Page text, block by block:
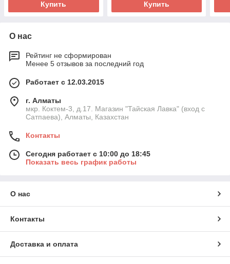
Купить Купить
О нас
Рейтинг не сформирован
Менее 5 отзывов за последний год
Работает с 12.03.2015
г. Алматы
мкр. Коктем-3, д.17. Магазин "Тайская Лавка" (вход с
Сатпаева), Алматы, Казахстан
Контакты
Сегодня работает с 10:00 до 18:45
Показать весь график работы
О нас
Контакты
Доставка и оплата